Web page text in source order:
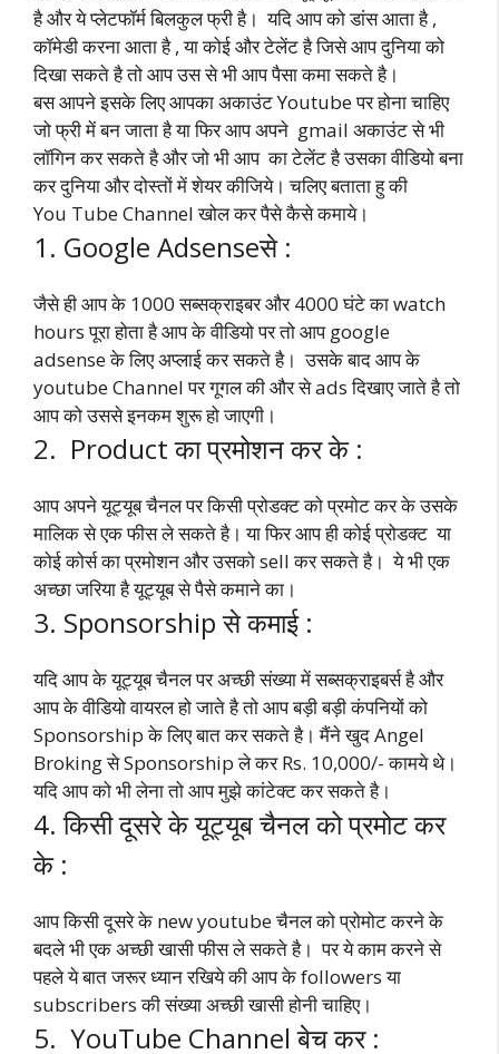
है और ये प्लेटफॉर्म बिलकुल फ्री है। यदि आप को डांस आता है ,
कॉमेडी करना आता है , या कोई और टेलेंट है जिसे आप दुनिया को
दिखा सकते है तो आप उस से भी आप पैसा कमा सकते है।
बस आपने इसके लिए आपका अकाउंट Youtube पर होना चाहिए
जो फ्री में बन जाता है या फिर आप अपने gmail अकाउंट से भी
लॉगिन कर सकते है और जो भी आप का टेलेंट है उसका वीडियो बना
कर दुनिया और दोस्तों में शेयर कीजिये। चलिए बताता हु की
You Tube Channel खोल कर पैसे कैसे कमाये।
1. Google Adsenseसे :
जैसे ही आप के 1000 सब्सक्राइबर और 4000 घंटे का watch
hours पूरा होता है आप के वीडियो पर तो आप google
adsense के लिए अप्लाई कर सकते है। उसके बाद आप के
youtube Channel पर गूगल की और से ads दिखाए जाते है तो
आप को उससे इनकम शुरू हो जाएगी।
2. Product का प्रमोशन कर के :
आप अपने यूट्यूब चैनल पर किसी प्रोडक्ट को प्रमोट कर के उसके
मालिक से एक फीस ले सकते है। या फिर आप ही कोई प्रोडक्ट या
कोई कोर्स का प्रमोशन और उसको sell कर सकते है। ये भी एक
अच्छा जरिया है यूट्यूब से पैसे कमाने का।
3. Sponsorship से कमाई :
यदि आप के यूट्यूब चैनल पर अच्छी संख्या में सब्सक्राइबर्स है और
आप के वीडियो वायरल हो जाते है तो आप बड़ी बड़ी कंपनियों को
Sponsorship के लिए बात कर सकते है। मैंने खुद Angel
Broking से Sponsorship ले कर Rs. 10,000/- कामये थे।
यदि आप को भी लेना तो आप मुझे कांटेक्ट कर सकते है।
4. किसी दूसरे के यूट्यूब चैनल को प्रमोट कर
के :
आप किसी दूसरे के new youtube चैनल को प्रोमोट करने के
बदले भी एक अच्छी खासी फीस ले सकते है। पर ये काम करने से
पहले ये बात जरूर ध्यान रखिये की आप के followers या
subscribers की संख्या अच्छी खासी होनी चाहिए।
5. YouTube Channel बेच कर :